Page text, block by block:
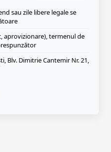
sau zile libere legale se
aprovizionare), termenul de
Blv. Dimitrie Cantemir Nr. 21,